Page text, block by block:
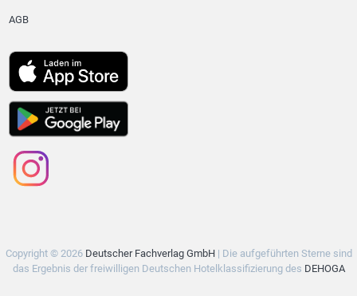
AGB
Copyright © 2026 Deutscher Fachverlag GmbH| Die aufgeführten Sterne sind
das Ergebnis der freiwilligen Deutschen Hotelklassifizierung des DEHOGA